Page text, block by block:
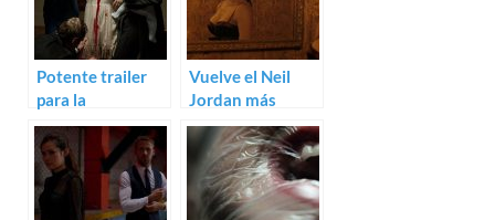
Potente trailer
para la
sobrenatural
Dark Touch de
Marina de Van
Vuelve el Neil
Jordan más
vampírico: trailer
de Byzantium